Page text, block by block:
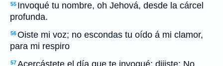
55 Invoqué tu nombre, oh Jehová, desde la cárcel
profunda.
56Oiste mi voz; no escondas tu oído á mi clamor,
para mi respiro
57Acercástete el día que te invoqué: dijiste: No